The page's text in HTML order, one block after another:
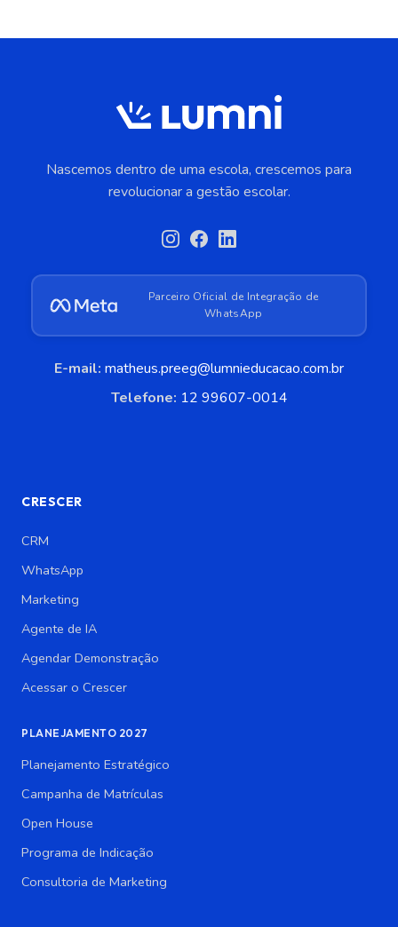
Nascemos dentro de uma escola, crescemos para
revolucionar a gestão escolar.
Parceiro Oficial de Integração de
WhatsApp
E-mail: matheus.preeg@lumnieducacao.com.br
Telefone: 12 99607-0014
CRESCER
CRM
WhatsApp
Marketing
Agente de IA
Agendar Demonstração
Acessar o Crescer
PLANEJAMENTO 2027
Planejamento Estratégico
Campanha de Matrículas
Open House
Programa de Indicação
Consultoria de Marketing